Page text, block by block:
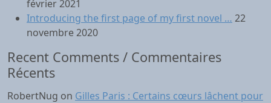
février 2021
Introducing the first page of my first novel … 22
novembre 2020
Recent Comments / Commentaires
Récents
RobertNug on Gilles Paris : Certains cœurs lâchent pour